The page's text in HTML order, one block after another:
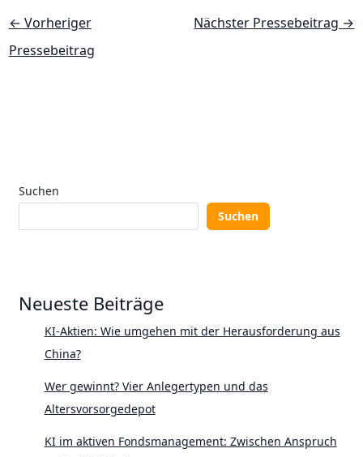
← Vorheriger
Pressebeitrag
Nächster Pressebeitrag →
Suchen
Suchen
Neueste Beiträge
KI-Aktien: Wie umgehen mit der Herausforderung aus
China?
Wer gewinnt? Vier Anlegertypen und das
Altersvorsorgedepot
KI im aktiven Fondsmanagement: Zwischen Anspruch